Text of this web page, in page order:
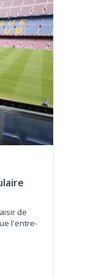
de
l'entre-